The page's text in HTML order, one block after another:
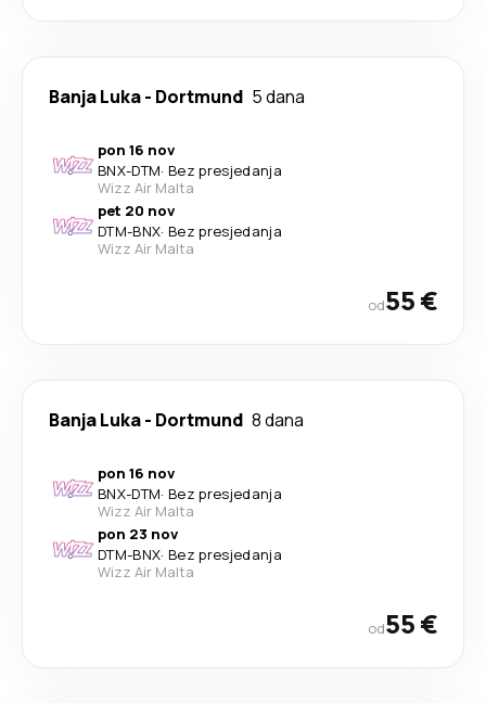
Banja Luka- Dortmund 5 dana
pon 16 nov
BNX-DTM· Bez presjedanja
Wizz Air Malta
pet 20 nov
DTM-BNX· Bez presjedanja
Wizz Air Malta
od55 €
Banja Luka- Dortmund 8 dana
pon 16 nov
BNX-DTM· Bez presjedanja
Wizz Air Malta
pon 23 nov
DTM-BNX· Bez presjedanja
Wizz Air Malta
od55 €